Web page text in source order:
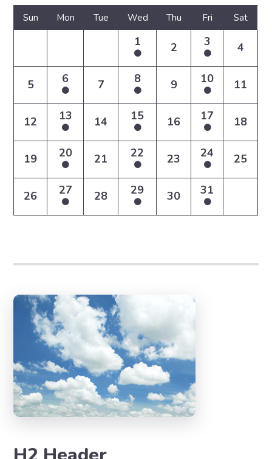
Sun Mon Tue Wed Thu Fri Sat
1 2 3 4
5 6 7 8 9 10 11
12 13 14 15 16 17 18
19 20 21 22 23 24 25
26 27 28 29 30 31